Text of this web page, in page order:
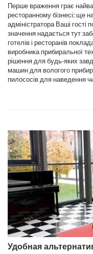
Перше враження грає
ресторанному бізнесі: ще
адміністратора Ваші гості
значення надається тут
готелів і ресторанів
виробника прибиральної
рішення для будь-яких
машин для вологого
пилососів для наведення
Удобная